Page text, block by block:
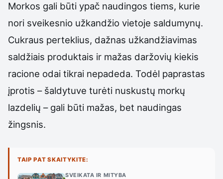
Morkos gali būti ypač naudingos tiems, kurie
nori sveikesnio užkandžio vietoje saldumynų.
Cukraus perteklius, dažnas užkandžiavimas
saldžiais produktais ir mažas daržovių kiekis
racione odai tikrai nepadeda. Todėl paprastas
įprotis – šaldytuve turėti nuskustų morkų
lazdelių – gali būti mažas, bet naudingas
žingsnis.
TAIP PAT SKAITYKITE:
SVEIKATA IR MITYBA